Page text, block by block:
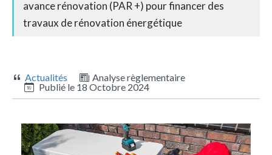
avance rénovation (PAR +) pour financer des
travaux de rénovation énergétique
Actualités
Analyse règlementaire
Publié le 18 Octobre 2024